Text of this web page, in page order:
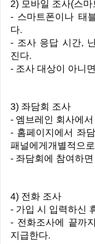
2) 모바일 조사(스
- 스마트폰이나 태
다.
- 조사 응답 시간,
진다.
- 조사 대상이 아니
3) 좌담회 조사
- 엠브레인 회사에
- 홈페이지에서 좌
패널에게개별적으
- 좌담회에 참여하
4) 전화 조사
- 가입 시 입력하신
- 전화조사에 끝까
지급한다.